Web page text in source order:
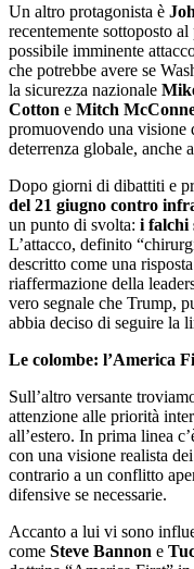
Un altro protagonista è
recentemente sottoposto
possibile imminente
che potrebbe avere se
la sicurezza nazionale
Cotton e Mitch
promuovendo una visione
deterrenza globale, anche
Dopo giorni di dibattiti e
del 21 giugno contro
un punto di svolta: i falchi
L’attacco, definito
descritto come una
riaffermazione della
vero segnale che Trump,
abbia deciso di seguire la
Le colombe: l’America
Sull’altro versante
attenzione alle priorità
all’estero. In prima linea
con una visione realista
contrario a un conflitto
difensive se necessarie.
Accanto a lui vi sono
come Steve Bannon e